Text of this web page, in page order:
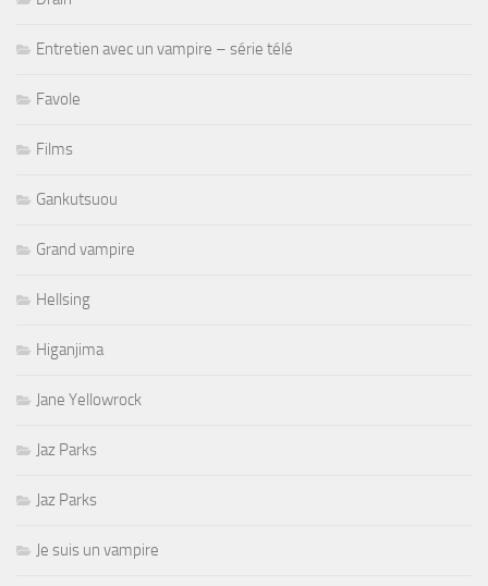
Entretien avec un vampire – série télé
Favole
Films
Gankutsuou
Grand vampire
Hellsing
Higanjima
Jane Yellowrock
Jaz Parks
Jaz Parks
Je suis un vampire